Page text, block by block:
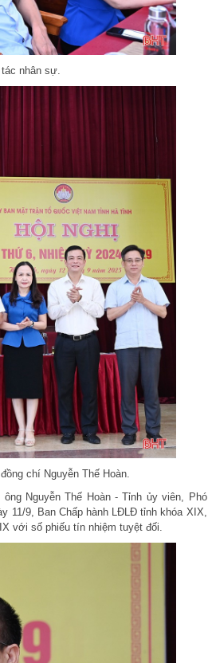
nhân sự.
chí Nguyễn Thế Hoàn.
Nguyễn Thế Hoàn - Tỉnh ủy viên, Phó
11/9, Ban Chấp hành LĐLĐ tỉnh khóa XIX,
với số phiếu tín nhiệm tuyệt đối.